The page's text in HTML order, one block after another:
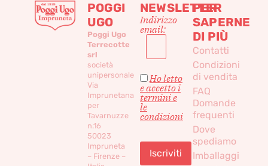
POGGI
UGO
Poggi Ugo
Terrecotte
srl
società
unipersonale
Via
Imprunetana
per
Tavarnuzze
n.16
50023
Impruneta
– Firenze –
NEWSLETTER
Indirizzo
email:
Ho letto
e accetto i
termini e
le
condizioni
PER
SAPERNE
DI PIÙ
Contatti
Condizioni
di vendita
FAQ
Domande
frequenti
Dove
spediamo
Imballaggi